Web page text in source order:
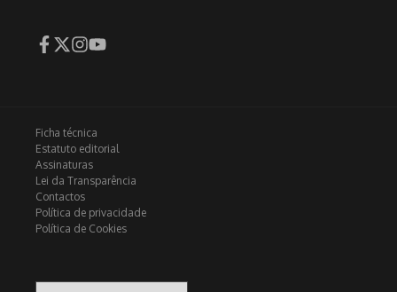
Ficha técnica
Estatuto editorial
Assinaturas
Lei da Transparência
Contactos
Política de privacidade
Política de Cookies